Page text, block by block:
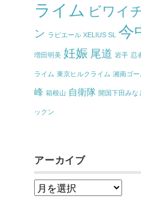
ライム ビワイ
ン ラピエール XELIUS SL 今
増田明美 妊娠 尾道 岩手 忍
ライム 東京ヒルクライム 湘南ゴー
峰 箱根山 自衛隊 開国下田みな
ックン
アーカイブ
ア